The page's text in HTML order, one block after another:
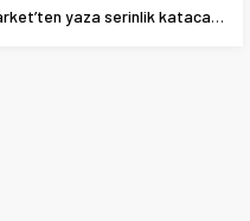
yaza serinlik katacak kampanya